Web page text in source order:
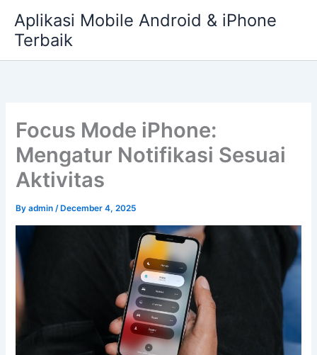
content
Aplikasi Mobile Android & iPhone
Terbaik
Focus Mode iPhone:
Mengatur Notifikasi Sesuai
Aktivitas
Byadmin/ December 4, 2025